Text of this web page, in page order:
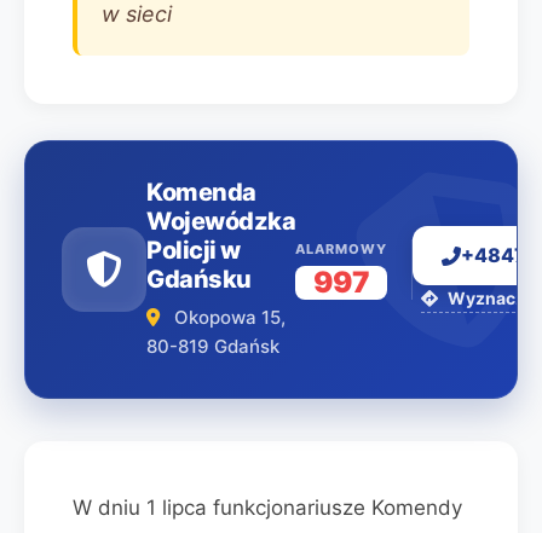
w sieci
Komenda
Wojewódzka
Policji w
Gdańsku
Okopowa 15,
80-819 Gdańsk
ALARMOWY
997 Wyznacz
W dniu 1 lipca funkcjonariusze Komendy